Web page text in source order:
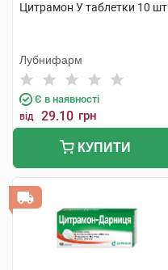
Цитрамон У таблетки 10 шт
Лубнифарм
Є в наявності
від 29.10 грн
КУПИТИ